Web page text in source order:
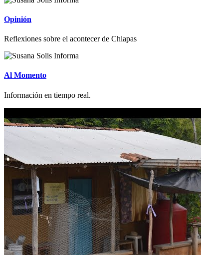
Opinión
Reflexiones sobre el acontecer de Chiapas
Al Momento
Información en tiempo real.